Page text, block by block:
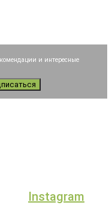
и интересные
Instagram